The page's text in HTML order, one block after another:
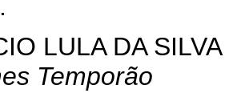
LULA DA SILVA
Temporão